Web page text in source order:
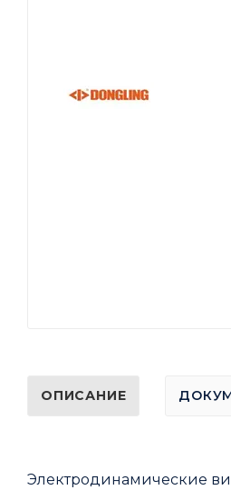
ОПИСАНИЕ
Электродинамические